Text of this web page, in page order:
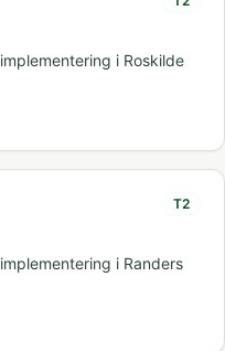
i Roskilde
T2
i Randers